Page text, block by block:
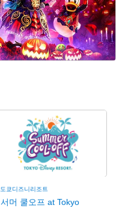
도쿄디즈니리조트
서머 쿨오프 at Tokyo